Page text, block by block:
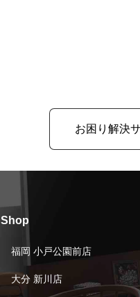
お困り解決
Shop
福岡 小戸公園前店
大分 新川店